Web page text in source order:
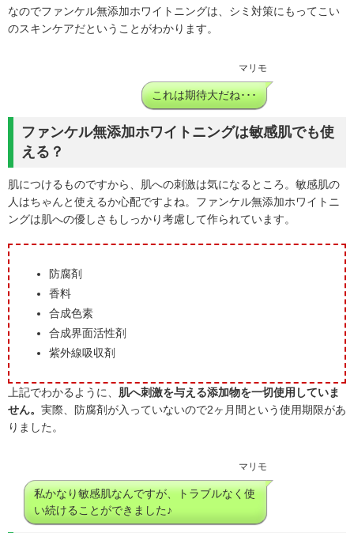
なのでファンケル無添加ホワイトニングは、シミ対策にもってこい
のスキンケアだということがわかります。
マリモ
これは期待大だね･･･
ファンケル無添加ホワイトニングは敏感肌でも使
える？
肌につけるものですから、肌への刺激は気になるところ。敏感肌の
人はちゃんと使えるか心配ですよね。ファンケル無添加ホワイトニ
ングは肌への優しさもしっかり考慮して作られています。
防腐剤
香料
合成色素
合成界面活性剤
紫外線吸収剤
上記でわかるように、 肌へ刺激を与える添加物を一切使用していま
せん。 実際、防腐剤が入っていないので2ヶ月間という使用期限があ
りました。
マリモ
私かなり敏感肌なんですが、トラブルなく使
い続けることができました♪